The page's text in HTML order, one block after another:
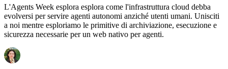
L'Agents Week esplora esplora come l'infrastruttura cloud debba
evolversi per servire agenti autonomi anziché utenti umani. Unisciti
a noi mentre esploriamo le primitive di archiviazione, esecuzione e
sicurezza necessarie per un web nativo per agenti.